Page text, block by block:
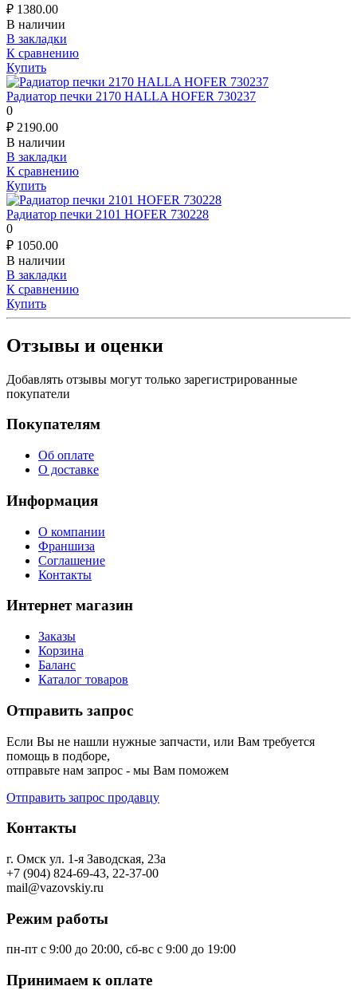
₽ 1380.00
В наличии
В закладки
К сравнению
Купить
Радиатор печки 2170 HALLA HOFER 730237
0
₽ 2190.00
В наличии
В закладки
К сравнению
Купить
Радиатор печки 2101 HOFER 730228
0
₽ 1050.00
В наличии
В закладки
К сравнению
Купить
Отзывы и оценки
Добавлять отзывы могут только зарегистрированные
покупатели
Покупателям
Об оплате
О доставке
Информация
О компании
Франшиза
Соглашение
Контакты
Интернет магазин
Заказы
Корзина
Баланс
Каталог товаров
Отправить запрос
Если Вы не нашли нужные запчасти, или Вам требуется
помощь в подборе,
отправьте нам запрос - мы Вам поможем
Отправить запрос продавцу
Контакты
г. Омск ул. 1-я Заводская, 23а
+7 (904) 824-69-43, 22-37-00
mail@vazovskiy.ru
Режим работы
пн-пт с 9:00 до 20:00, сб-вс с 9:00 до 19:00
Принимаем к оплате